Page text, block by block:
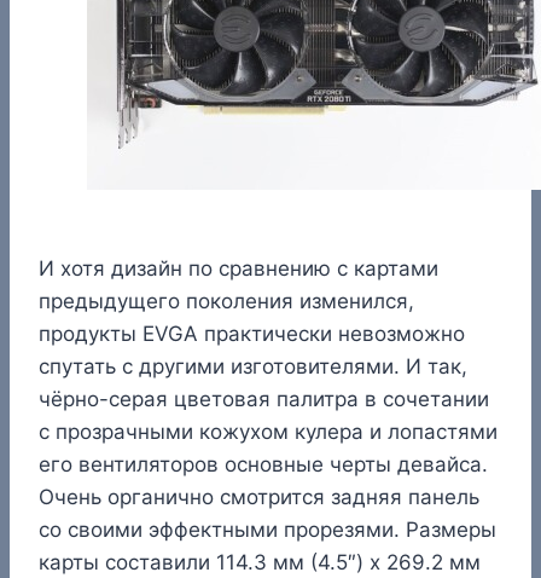
И хотя дизайн по сравнению с картами
предыдущего поколения изменился,
продукты EVGA практически невозможно
спутать с другими изготовителями. И так,
чёрно-серая цветовая палитра в сочетании
с прозрачными кожухом кулера и лопастями
его вентиляторов основные черты девайса.
Очень органично смотрится задняя панель
со своими эффектными прорезями. Размеры
карты составили 114.3 мм (4.5″) x 269.2 мм